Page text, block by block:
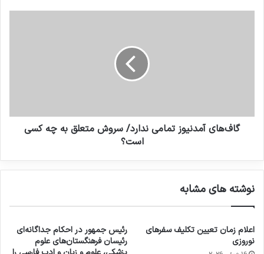
گاف‌های آمدنیوز تمامی ندارد/ سروش متعلق به چه کسی
است؟
نوشته های مشابه
اعلام زمان تعیین تکلیف سفرهای
نوروزی
رئیس جمهور در احکام جداگانه‌ای
رئیسان فرهنگستان‌های علوم